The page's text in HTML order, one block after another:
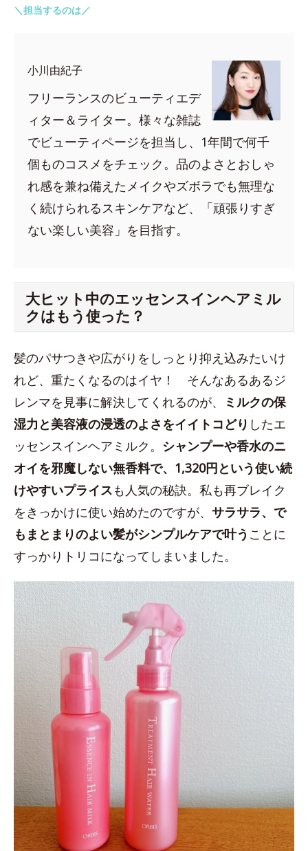
＼担当するのは／
小川由紀子
フリーランスのビューティエデ
ィター＆ライター。様々な雑誌
でビューティページを担当し、1年間で何千
個ものコスメをチェック。品のよさとおしゃ
れ感を兼ね備えたメイクやズボラでも無理な
く続けられるスキンケアなど、「頑張りすぎ
ない楽しい美容」を目指す。
大ヒット中のエッセンスインヘアミル
クはもう使った？
髪のパサつきや広がりをしっとり抑え込みたいけ
れど、重たくなるのはイヤ！ そんなあるあるジ
レンマを見事に解決してくれるのが、
ミルクの保
湿力と美容液の浸透のよさをイイトコどり したエ
ッセンスインヘアミルク。 シャンプーや香水のニ
オイを邪魔しない無香料で、1,320円という使い続
けやすいプライスも人気の秘訣。私も再ブレイク
をきっかけに使い始めたのですが、 サラサラ、で
もまとまりのよい髪がシンプルケアで叶う ことに
すっかりトリコになってしまいました。